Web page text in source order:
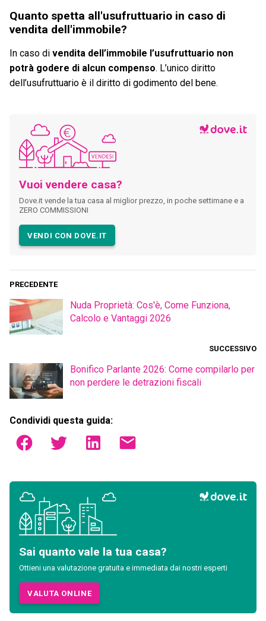
Quanto spetta all'usufruttuario in caso di
vendita dell'immobile?
In caso di vendita dell’immobile l’usufruttuario non
potrà godere di alcun compenso. L’unico diritto
dell’usufruttuario è il diritto di godimento del bene.
Vuoi vendere casa?
Dove.it vende la tua casa al miglior prezzo, in poche settimane e a
ZERO COMMISSIONI
VENDI CON DOVE.IT
PRECEDENTE
Nuda Proprietà: Cos'è, Come Funziona,
Calcolo e Vantaggi 2026
SUCCESSIVO
Bonifico Parlante 2026: Come compilarlo per
non perdere le detrazioni fiscali
Condividi questa guida:
Sai quanto vale la tua casa?
Ottieni una valutazione gratuita e immediata dai nostri esperti
VALUTA ONLINE